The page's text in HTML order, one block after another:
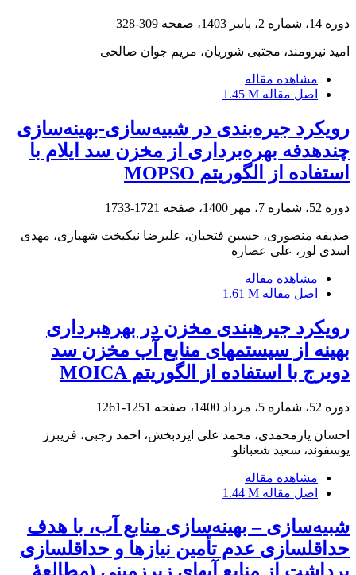
دوره 14، شماره 2، پاییز 1403، صفحه 309-328
امید نیرومند، مجتبی شوریان، مریم جوان صالحی
مشاهده مقاله
اصل مقاله 1.45 M
رویکرد جیره‌بندی در شبیه‌سازی-بهینه‌سازی
چندهدفه بهره‌برداری از مخزن سد ایلام با
استفاده از الگوریتم MOPSO
دوره 52، شماره 7، مهر 1400، صفحه 1721-1733
صدیقه منصوری، حسین فتحیان، علیرضا نیکبخت شهبازی، مهدی
اسدی لور، علی عصاره
مشاهده مقاله
اصل مقاله 1.61 M
رویکرد جیره؜بندی مخزن در بهره؜برداری
بهینه از سیستم؜های منابع آب مخزن سد
دویرج با استفاده از الگوریتم MOICA
دوره 52، شماره 5، مرداد 1400، صفحه 1251-1261
احسان یارمحمدی، محمد علی ایزدبخش، احمد رجبی، فریبرز
یوسفوند، سعید شعبانلو
مشاهده مقاله
اصل مقاله 1.44 M
شبیه‌سازی – بهینه‌سازی منابع آب، با هدف
حداقل‏سازی عدم تأمین نیازها و حداقل‏سازی